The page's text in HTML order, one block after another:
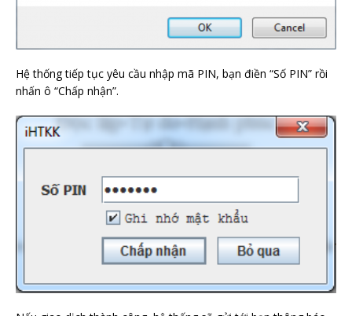
Hệ thống tiếp tục yêu cầu nhập mã PIN, bạn điền “Số PIN” rồi
nhấn ô “Chấp nhận”.